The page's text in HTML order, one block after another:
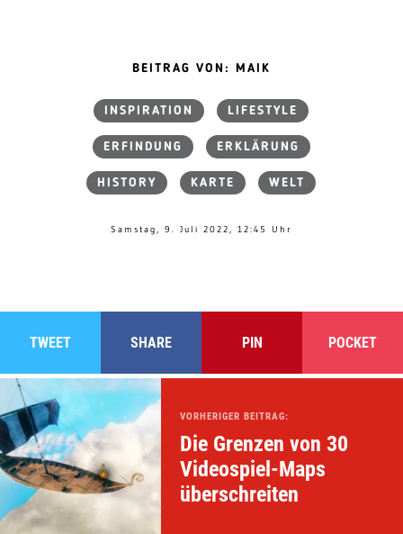
BEITRAG VON: MAIK
INSPIRATION LIFESTYLE
ERFINDUNG ERKLÄRUNG
HISTORY KARTE WELT
Samstag, 9. Juli 2022, 12:45 Uhr
TWEET SHARE PIN POCKET
VORHERIGER BEITRAG:
Die Grenzen von 30
Videospiel-Maps
überschreiten